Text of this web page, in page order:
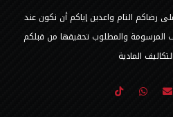
رضاكم التام واعدين إياكم أن نكون عند
والمطلوب تحقيقها من قبلكم
المادية